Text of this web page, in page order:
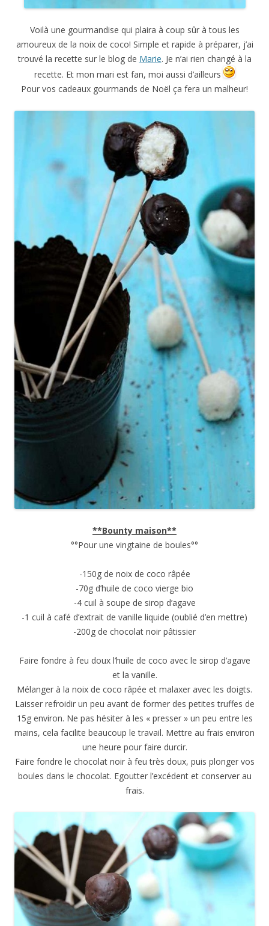
Voilà une gourmandise qui plaira à coup sûr à tous les
amoureux de la noix de coco! Simple et rapide à préparer, j’ai
trouvé la recette sur le blog de Marie. Je n’ai rien changé à la
recette. Et mon mari est fan, moi aussi d’ailleurs
Pour vos cadeaux gourmands de Noël ça fera un malheur!
**Bounty maison**
°°Pour une vingtaine de boules°°
-150g de noix de coco râpée
-70g d’huile de coco vierge bio
-4 cuil à soupe de sirop d’agave
-1 cuil à café d’extrait de vanille liquide (oublié d’en mettre)
-200g de chocolat noir pâtissier
Faire fondre à feu doux l’huile de coco avec le sirop d’agave
et la vanille.
Mélanger à la noix de coco râpée et malaxer avec les doigts.
Laisser refroidir un peu avant de former des petites truffes de
15g environ. Ne pas hésiter à les « presser » un peu entre les
mains, cela facilite beaucoup le travail. Mettre au frais environ
une heure pour faire durcir.
Faire fondre le chocolat noir à feu très doux, puis plonger vos
boules dans le chocolat. Egoutter l’excédent et conserver au
frais.